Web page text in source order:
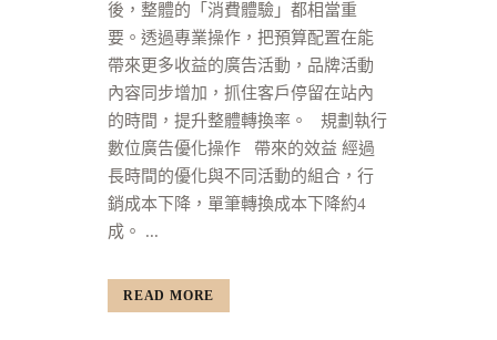
後，整體的「消費體驗」都相當重
要。透過專業操作，把預算配置在能
帶來更多收益的廣告活動，品牌活動
內容同步增加，抓住客戶停留在站內
的時間，提升整體轉換率。 規劃執行
數位廣告優化操作 帶來的效益 經過
長時間的優化與不同活動的組合，行
銷成本下降，單筆轉換成本下降約4
成。 ...
READ MORE